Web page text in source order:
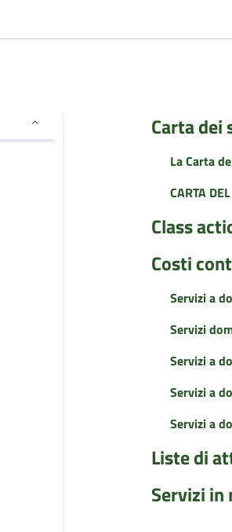
Carta dei
La Carta
CARTA
Class
Costi
Servizi a
Servizi
Servizi a
Servizi a
Servizi a
Liste di
Servizi in